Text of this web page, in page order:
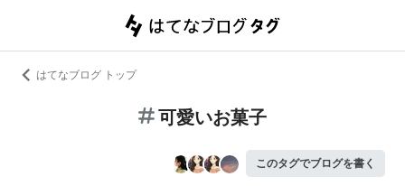
はてなブログ トップ
可愛いお菓子
このタグでブログを書く